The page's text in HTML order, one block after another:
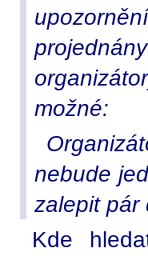
možné:
nebude
zalepit pár
Kde